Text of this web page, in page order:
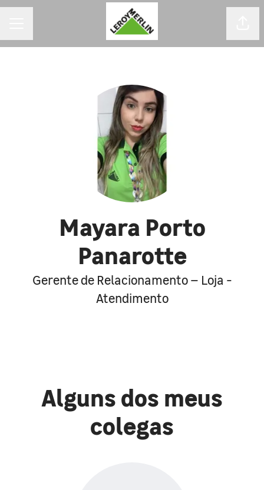
Mayara Porto
Panarotte
Gerente de Relacionamento – Loja -
Atendimento
Alguns dos meus
colegas